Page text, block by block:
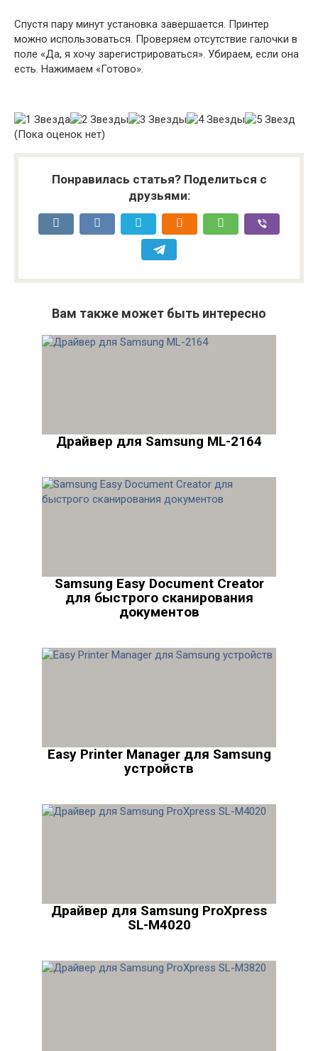
Спустя пару минут установка завершается. Принтер
можно использоваться. Проверяем отсутствие галочки в
поле «Да, я хочу зарегистрироваться». Убираем, если она
есть. Нажимаем «Готово».
(Пока оценок нет)
Понравилась статья? Поделиться с
друзьями:
Вам также может быть интересно
Драйвер для Samsung ML-2164
Samsung Easy Document Creator
для быстрого сканирования
документов
Easy Printer Manager для Samsung
устройств
Драйвер для Samsung ProXpress
SL-M4020